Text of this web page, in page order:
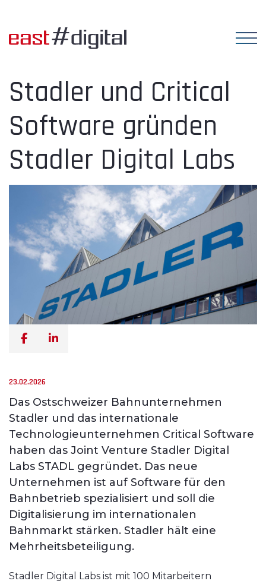
Stadler und Critical
Software gründen
Stadler Digital Labs
23.02.2026
Das Ostschweizer Bahnunternehmen
Stadler und das internationale
Technologieunternehmen Critical Software
haben das Joint Venture Stadler Digital
Labs STADL gegründet. Das neue
Unternehmen ist auf Software für den
Bahnbetrieb spezialisiert und soll die
Digitalisierung im internationalen
Bahnmarkt stärken. Stadler hält eine
Mehrheitsbeteiligung.
Stadler Digital Labs ist mit 100 Mitarbeitern